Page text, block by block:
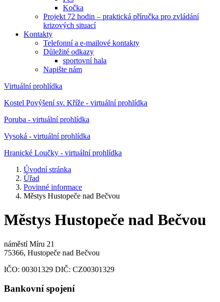
Kočka
Projekt 72 hodin – praktická příručka pro zvládání
krizových situací
Kontakty
Telefonní a e-mailové kontakty
Důležité odkazy
sportovní hala
Napište nám
Virtuální prohlídka
Kostel Povýšení sv. Kříže - virtuální prohlídka
Poruba - virtuální prohlídka
Vysoká - virtuální prohlídka
Hranické Loučky - virtuální prohlídka
Úvodní stránka
Úřad
Povinné informace
Městys Hustopeče nad Bečvou
Městys Hustopeče nad Bečvou
náměstí Míru 21
75366, Hustopeče nad Bečvou
IČO: 00301329 DIČ: CZ00301329
Bankovní spojení